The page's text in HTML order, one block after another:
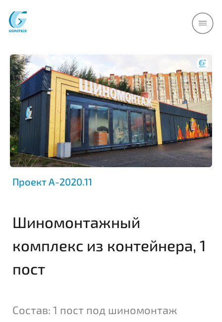
Шиномонтажный
комплекс из контейнера, 1
пост
Проект A-2020.11
Состав: 1 пост под шиномонтаж
Перейти на
НАВИГАЦИЯ
Перейти в
под ключ